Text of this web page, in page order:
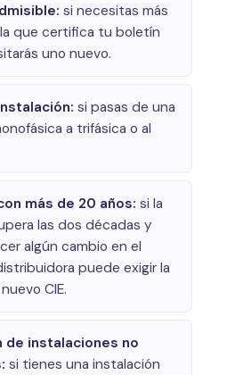
si necesitas más
que certifica tu boletín
uno nuevo.
si pasas de una
a trifásica o al
más de 20 años: si la
las dos décadas y
algún cambio en el
puede exigir la
CIE.
de instalaciones no
si tienes una instalación